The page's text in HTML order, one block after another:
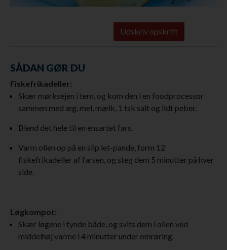
Udskriv opskrift
SÅDAN GØR DU
Fiskefrikadeller:
Skær mørksejen i tern, og kom den i en foodprocessor
sammen med æg, mel, mælk, 1 tsk salt og lidt peber.
Blend det hele til en ensartet fars.
Varm olien op på en slip let-pande, form 12
fiskefrikadeller af farsen, og steg dem 5 minutter på hver
side.
Løgkompot:
Skær løgene i tynde både, og svits dem i olien ved
middelhøj varme i 4 minutter under omrøring.